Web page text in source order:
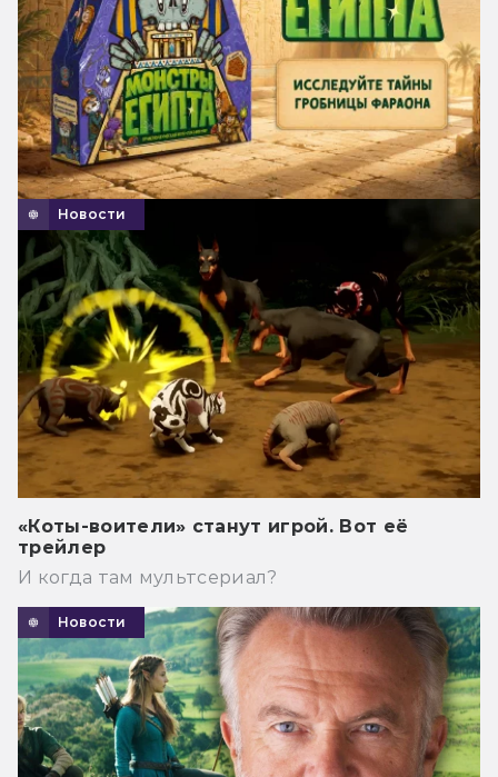
Новости
«Коты-воители» станут игрой. Вот её
трейлер
И когда там мультсериал?
Новости